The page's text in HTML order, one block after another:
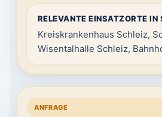
RELEVANTE EINSATZORTE IN
Kreiskrankenhaus Schleiz,
Wisentalhalle Schleiz,
ANFRAGE